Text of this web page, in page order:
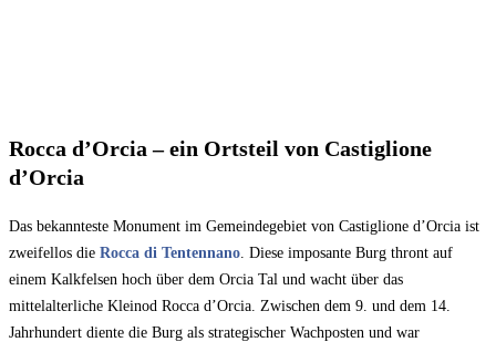
Rocca d’Orcia – ein Ortsteil von Castiglione
d’Orcia
Das bekannteste Monument im Gemeindegebiet von Castiglione d’Orcia ist
zweifellos die Rocca di Tentennano . Diese imposante Burg thront auf
einem Kalkfelsen hoch über dem Orcia Tal und wacht über das
mittelalterliche Kleinod Rocca d’Orcia. Zwischen dem 9. und dem 14.
Jahrhundert diente die Burg als strategischer Wachposten und war